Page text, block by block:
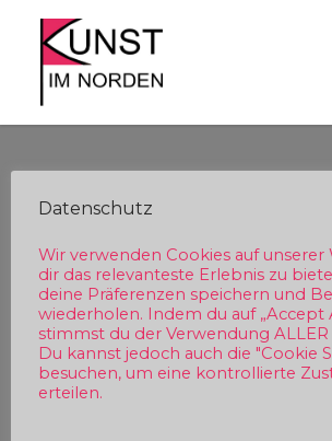
content
unten das Passwort ein, um ihn
Passwort:
Datenschutz
Wir verwenden Cookies auf unserer
dir das relevanteste Erlebnis zu
deine Präferenzen speichern und
wiederholen. Indem du auf „Accept
stimmst du der Verwendung ALLER
Du kannst jedoch auch die "Cookie
besuchen, um eine kontrollierte
erteilen.